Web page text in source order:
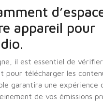
appareil pour
il est essentiel de
pour télécharger les
garantira une expérience
de vos émissions